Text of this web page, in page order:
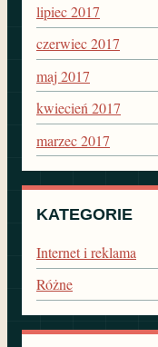
lipiec 2017
czerwiec 2017
maj 2017
kwiecień 2017
marzec 2017
KATEGORIE
Internet i reklama
Różne